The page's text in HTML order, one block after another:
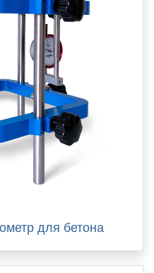
для бетона